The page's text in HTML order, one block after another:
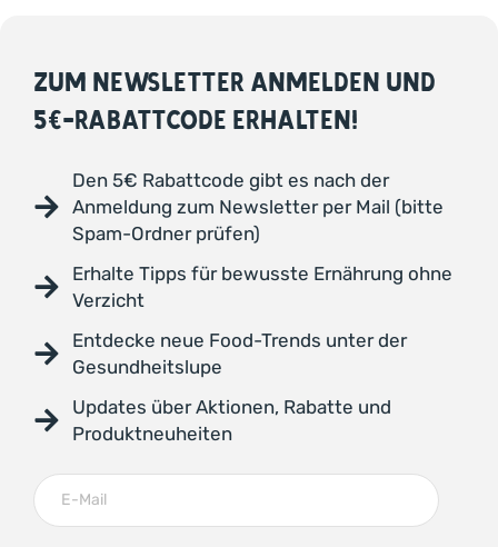
ZUM NEWSLETTER ANMELDEN UND
5€-RABATTCODE ERHALTEN!
Den 5€ Rabattcode gibt es nach der
Anmeldung zum Newsletter per Mail (bitte
Spam-Ordner prüfen)
Erhalte Tipps für bewusste Ernährung ohne
Verzicht
Entdecke neue Food-Trends unter der
Gesundheitslupe
Updates über Aktionen, Rabatte und
Produktneuheiten